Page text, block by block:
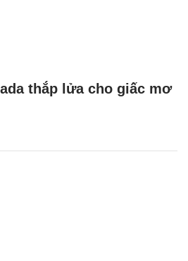
thắp lửa cho giấc mơ